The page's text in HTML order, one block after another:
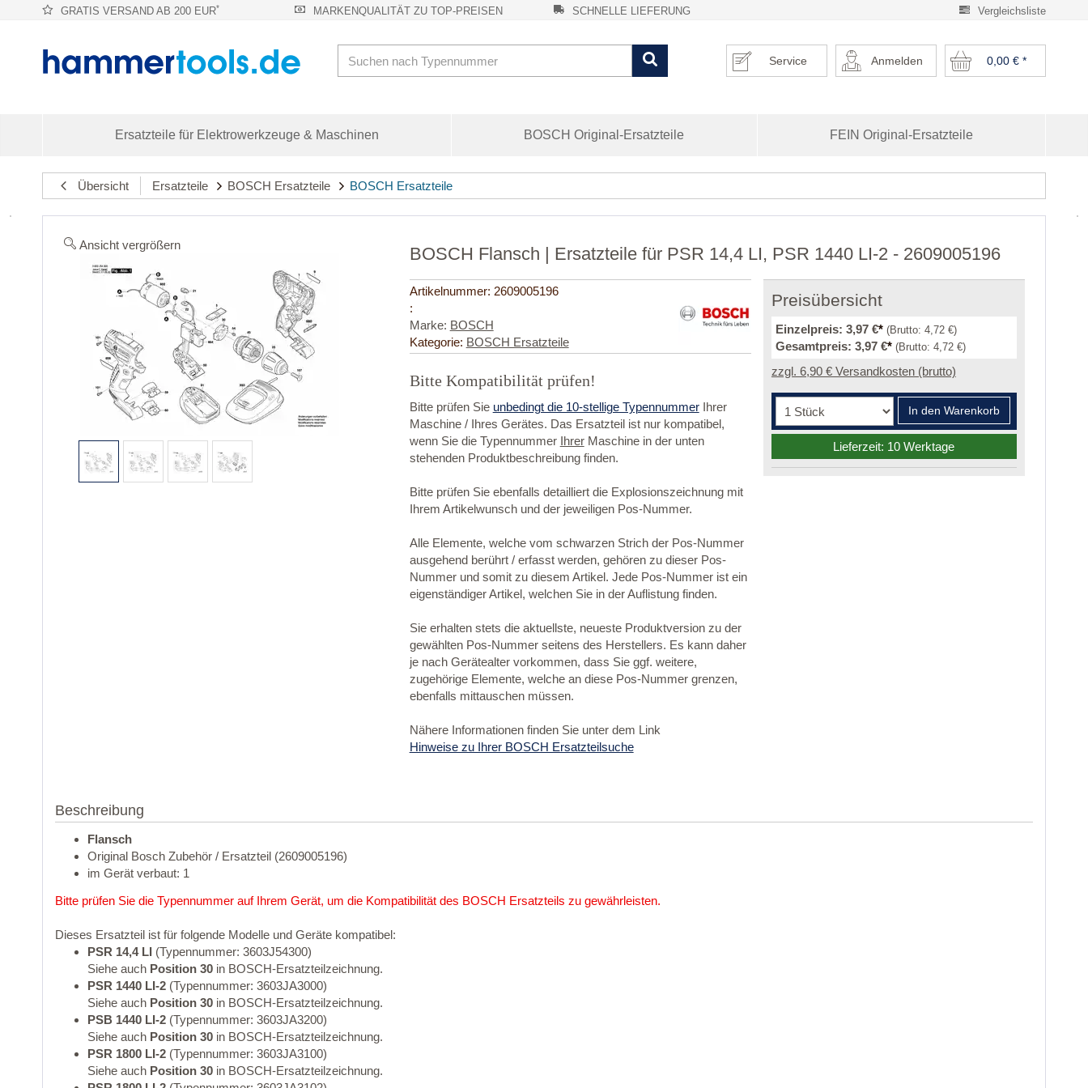
Vergleichsliste
GRATIS VERSAND AB 200 EUR* MARKENQUALITÄT ZU TOP-PREISEN SCHNELLE LIEFERUNG
0,00 €*
Anmelden
Service
Ersatzteile für Elektrowerkzeuge & Maschinen BOSCH Original-Ersatzteile FEIN Original-Ersatzteile
Übersicht Ersatzteile BOSCH Ersatzteile BOSCH Ersatzteile
Ansicht vergrößern BOSCH Flansch | Ersatzteile für PSR 14,4 LI, PSR 1440 LI-2 - 2609005196
Artikelnummer: 2609005196
:
Marke: BOSCH
Kategorie: BOSCH Ersatzteile
Bitte Kompatibilität prüfen!
Bitte prüfen Sie unbedingt die 10-stellige TypennummerIhrer
Maschine / Ihres Gerätes. Das Ersatzteil ist nur kompatibel,
wenn Sie die Typennummer IhrerMaschine in der unten
stehenden Produktbeschreibung finden.
Bitte prüfen Sie ebenfalls detailliert die Explosionszeichnung mit
Ihrem Artikelwunsch und der jeweiligen Pos-Nummer.
Alle Elemente, welche vom schwarzen Strich der Pos-Nummer
ausgehend berührt / erfasst werden, gehören zu dieser Pos-
Nummer und somit zu diesem Artikel. Jede Pos-Nummer ist ein
eigenständiger Artikel, welchen Sie in der Auflistung finden.
Sie erhalten stets die aktuellste, neueste Produktversion zu der
gewählten Pos-Nummer seitens des Herstellers. Es kann daher
je nach Gerätealter vorkommen, dass Sie ggf. weitere,
zugehörige Elemente, welche an diese Pos-Nummer grenzen,
ebenfalls mittauschen müssen.
Nähere Informationen finden Sie unter dem Link
Hinweise zu Ihrer BOSCH Ersatzteilsuche
Preisübersicht
Einzelpreis: 3,97 €* (Brutto: 4,72 €)
Gesamtpreis: 3,97 €* (Brutto: 4,72 €)
zzgl. 6,90 € Versandkosten (brutto)
In den Warenkorb
Lieferzeit: 10 Werktage
Beschreibung
Flansch
Original Bosch Zubehör / Ersatzteil (2609005196)
im Gerät verbaut: 1
Bitte prüfen Sie die Typennummer auf Ihrem Gerät, um die Kompatibilität des BOSCH Ersatzteils zu gewährleisten.
Dieses Ersatzteil ist für folgende Modelle und Geräte kompatibel:
PSR 14,4 LI (Typennummer: 3603J54300)
Siehe auch Position 30 in BOSCH-Ersatzteilzeichnung.
PSR 1440 LI-2 (Typennummer: 3603JA3000)
Siehe auch Position 30 in BOSCH-Ersatzteilzeichnung.
PSB 1440 LI-2 (Typennummer: 3603JA3200)
Siehe auch Position 30 in BOSCH-Ersatzteilzeichnung.
PSR 1800 LI-2 (Typennummer: 3603JA3100)
Siehe auch Position 30 in BOSCH-Ersatzteilzeichnung.